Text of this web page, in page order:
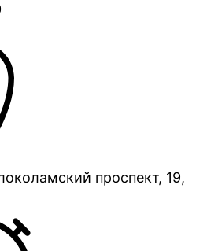
проспект, 19,